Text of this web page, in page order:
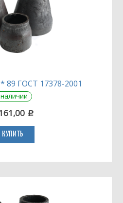
89 ГОСТ 17378-2001
c
КУПИТЬ